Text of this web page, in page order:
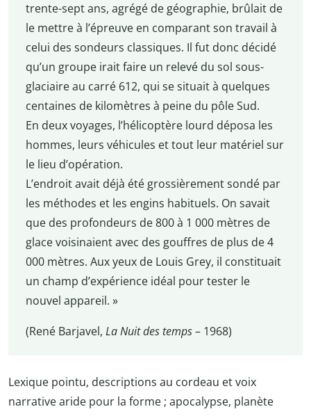
trente-sept ans, agrégé de géographie, brûlait de
le mettre à l’épreuve en comparant son travail à
celui des sondeurs classiques. Il fut donc décidé
qu’un groupe irait faire un relevé du sol sous-
glaciaire au carré 612, qui se situait à quelques
centaines de kilomètres à peine du pôle Sud.
En deux voyages, l’hélicoptère lourd déposa les
hommes, leurs véhicules et tout leur matériel sur
le lieu d’opération.
L’endroit avait déjà été grossièrement sondé par
les méthodes et les engins habituels. On savait
que des profondeurs de 800 à 1 000 mètres de
glace voisinaient avec des gouffres de plus de 4
000 mètres. Aux yeux de Louis Grey, il constituait
un champ d’expérience idéal pour tester le
nouvel appareil. »
(René Barjavel, La Nuit des temps– 1968)
Lexique pointu, descriptions au cordeau et voix
narrative aride pour la forme ; apocalypse, planète